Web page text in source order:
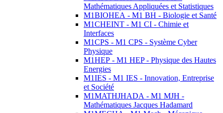
Mathématiques Appliquées et Statistiques
M1BIOHEA - M1 BH - Biologie et Santé
M1CHEINT - M1 CI - Chimie et
Interfaces
M1CPS - M1 CPS - Système Cyber
Physique
M1HEP - M1 HEP - Physique des Hautes
Energies
M1IES - M1 IES - Innovation, Entreprise
et Société
M1MATHJHADA - M1 MJH -
Mathématiques Jacques Hadamard